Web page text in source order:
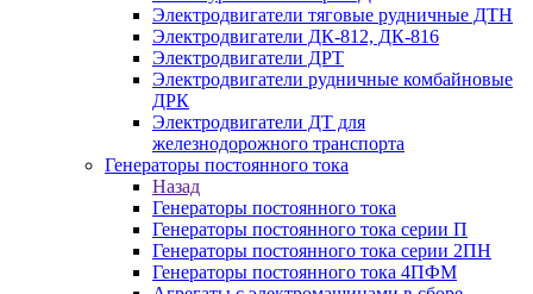
Электродвигатели тяговые рудничные ДТН
Электродвигатели ДК-812, ДК-816
Электродвигатели ДРТ
Электродвигатели рудничные комбайновые
ДРК
Электродвигатели ДТ для
железнодорожного транспорта
Генераторы постоянного тока
Назад
Генераторы постоянного тока
Генераторы постоянного тока серии П
Генераторы постоянного тока серии 2ПН
Генераторы постоянного тока 4ПФМ